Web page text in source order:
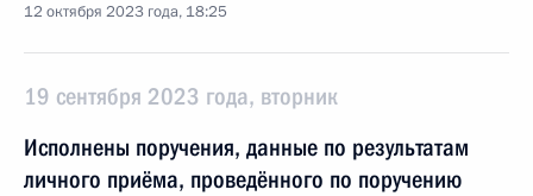
12 октября 2023 года, 18:25
19 сентября 2023 года, вторник
Исполнены поручения, данные по результатам
личного приёма, проведённого по поручению